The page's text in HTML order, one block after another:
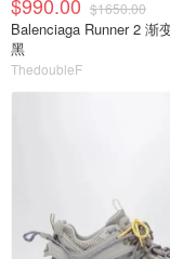
$1650.00
Balenciaga Runner 2 渐变运动鞋 白
黑
ThedoubleF